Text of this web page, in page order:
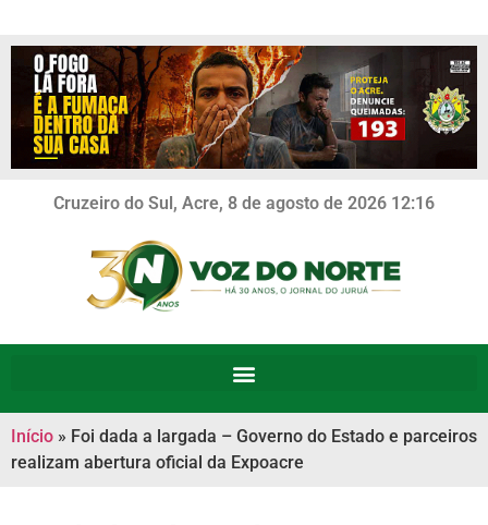
Cruzeiro do Sul, Acre, 8 de agosto de 2026 12:16
Início » Foi dada a largada – Governo do Estado e parceiros
realizam abertura oficial da Expoacre